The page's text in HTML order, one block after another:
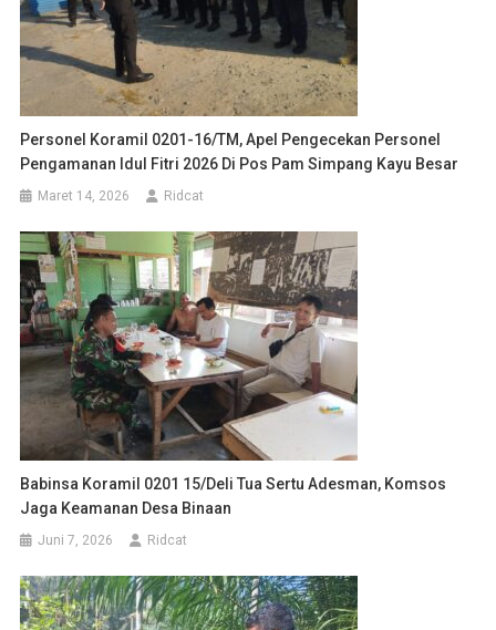
Personel Koramil 0201-16/TM, Apel Pengecekan Personel
Pengamanan Idul Fitri 2026 Di Pos Pam Simpang Kayu Besar
Maret 14, 2026 Ridcat
Babinsa Koramil 0201 15/Deli Tua Sertu Adesman, Komsos
Jaga Keamanan Desa Binaan
Juni 7, 2026 Ridcat